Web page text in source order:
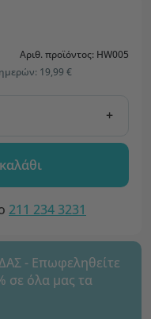
Αριθ. προϊόντος: HW005
19,99 €
+
211 234 3231
- Επωφεληθείτε
σε όλα μας τα